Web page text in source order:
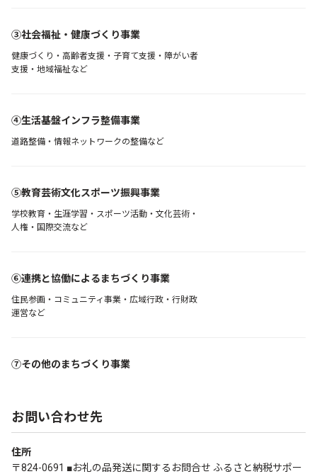
③社会福祉・健康づくり事業
健康づくり・高齢者支援・子育て支援・障がい者
支援・地域福祉など
④生活基盤インフラ整備事業
道路整備・情報ネットワークの整備など
⑤教育芸術文化スポーツ振興事業
学校教育・生涯学習・スポーツ活動・文化芸術・
人権・国際交流など
⑥連携と協働によるまちづくり事業
住民参画・コミュニティ事業・広域行政・行財政
運営など
⑦その他のまちづくり事業
お問い合わせ先
住所
〒824-0691 ■お礼の品発送に関するお問合せ ふるさと納税サポー